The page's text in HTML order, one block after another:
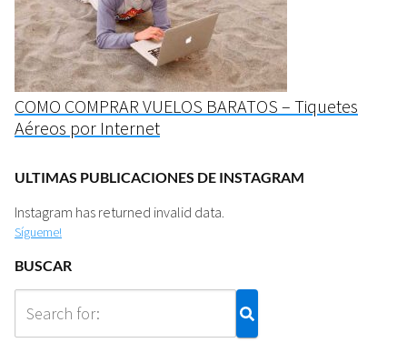
COMO COMPRAR VUELOS BARATOS – Tiquetes
Aéreos por Internet
ULTIMAS PUBLICACIONES DE INSTAGRAM
Instagram has returned invalid data.
Sígueme!
BUSCAR